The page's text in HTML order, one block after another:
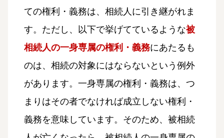
ての権利・義務は、相続人に引き継がれま
す。ただし、以下で挙げてているような被
相続人の一身専属の権利・義務にあたるも
のは、相続の対象にはならないという例外
があります。一身専属の権利・義務は、つ
まりはその者でなければ成立しない権利・
義務を意味しています。そのため、被相続